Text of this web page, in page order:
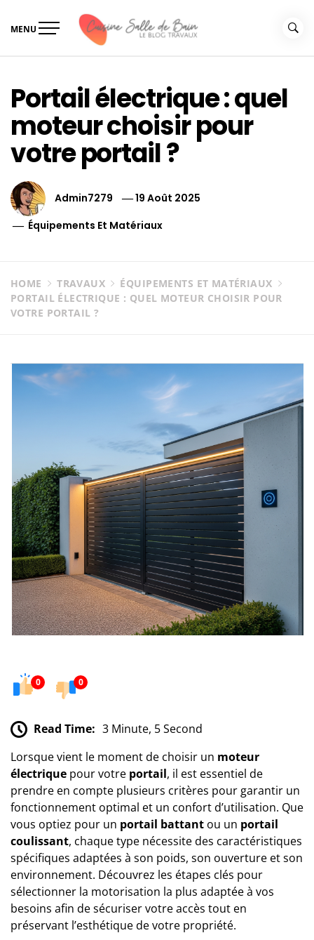
MENU
Portail électrique : quel
moteur choisir pour
votre portail ?
Admin7279
19 Août 2025
Équipements Et Matériaux
HOME TRAVAUX
ÉQUIPEMENTS ET MATÉRIAUX
PORTAIL ÉLECTRIQUE : QUEL MOTEUR CHOISIR POUR
VOTRE PORTAIL ?
0 0
Read Time: 3 Minute, 5 Second
Lorsque vient le moment de choisir un moteur
électrique pour votre portail, il est essentiel de
prendre en compte plusieurs critères pour garantir un
fonctionnement optimal et un confort d’utilisation. Que
vous optiez pour un portail battant ou un portail
coulissant, chaque type nécessite des caractéristiques
spécifiques adaptées à son poids, son ouverture et son
environnement. Découvrez les étapes clés pour
sélectionner la motorisation la plus adaptée à vos
besoins afin de sécuriser votre accès tout en
préservant l’esthétique de votre propriété.